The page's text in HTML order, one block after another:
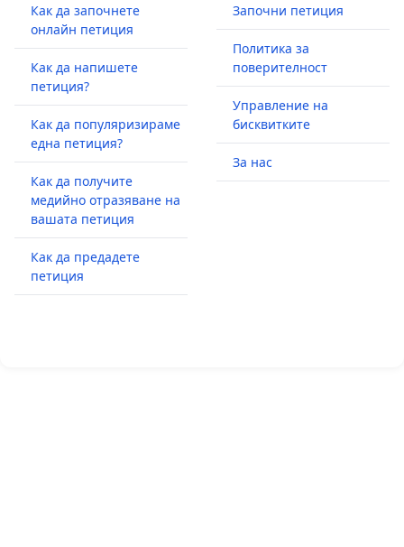
Как да започнете
онлайн петиция
Как да напишете
петиция?
Как да популяризираме
една петиция?
Как да получите
медийно отразяване на
вашата петиция
Как да предадете
петиция
Започни петиция
Политика за
поверителност
Управление на
бисквитките
За нас